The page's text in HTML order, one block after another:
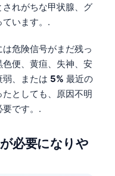
れがちな甲状腺、グ
います。.
危険信号がまだ残っ
便、黄疸、失神、安
、または 5% 最近の
としても、原因不明
です。.
必要になりや